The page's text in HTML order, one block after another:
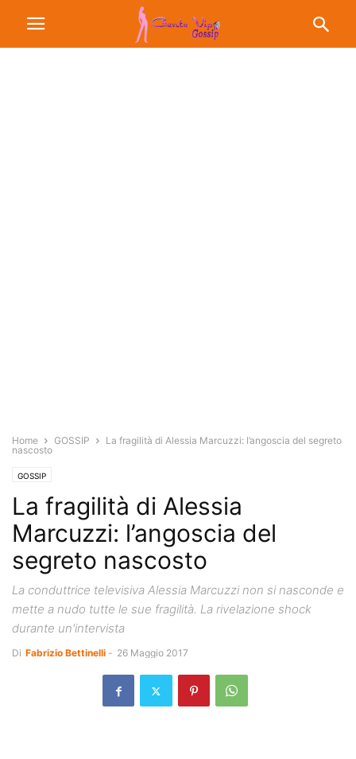
Home GOSSIP
La fragilità di Alessia Marcuzzi: l’angoscia del segreto
nascosto
GOSSIP
La fragilità di Alessia
Marcuzzi: l’angoscia del
segreto nascosto
La conduttrice televisiva Alessia Marcuzzi non si nasconde e
mette a nudo tutte le sue fragilità. La rivelazione shock
durante un'intervista
Di Fabrizio Bettinelli - 26 Maggio 2017